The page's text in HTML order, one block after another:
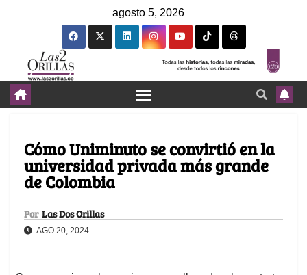
agosto 5, 2026
Cómo Uniminuto se convirtió en la
universidad privada más grande
de Colombia
Por Las Dos Orillas
AGO 20, 2024